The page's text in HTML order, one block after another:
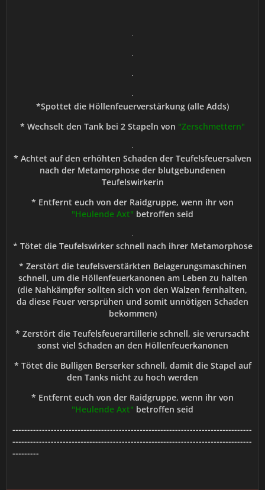
*Spottet die Höllenfeuerverstärkung (alle Adds)
* Wechselt den Tank bei 2 Stapeln von "Zerschmettern"
* Achtet auf den erhöhten Schaden der Teufelsfeuersalven
nach der Metamorphose der blutgebundenen
Teufelswirkerin
* Entfernt euch von der Raidgruppe, wenn ihr von
"Heulende Axt" betroffen seid
* Tötet die Teufelswirker schnell nach ihrer Metamorphose
* Zerstört die teufelsverstärkten Belagerungsmaschinen
schnell, um die Höllenfeuerkanonen am Leben zu halten
(die Nahkämpfer sollten sich von den Walzen fernhalten,
da diese Feuer versprühen und somit unnötigen Schaden
bekommen)
* Zerstört die Teufelsfeuerartillerie schnell, sie verursacht
sonst viel Schaden an den Höllenfeuerkanonen
* Tötet die Bulligen Berserker schnell, damit die Stapel auf
den Tanks nicht zu hoch werden
* Entfernt euch von der Raidgruppe, wenn ihr von
"Heulende Axt" betroffen seid
---------------------------------------------------------------------------------
---------------------------------------------------------------------------------
---------